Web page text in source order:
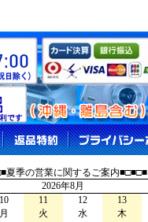
夏季の営業に関するご案内■□■□■
2026年8月
10 11 12 13
月 火 水 木